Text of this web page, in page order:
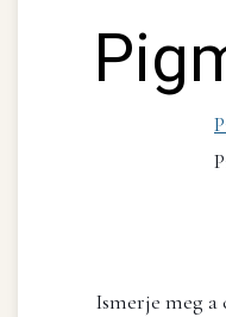
Ismerje meg